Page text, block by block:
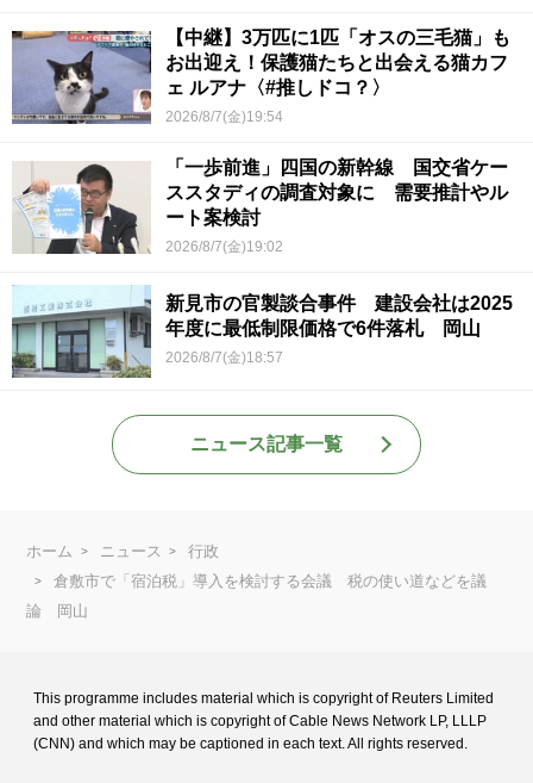
【中継】3万匹に1匹「オスの三毛猫」も
お出迎え！保護猫たちと出会える猫カフ
ェ ルアナ〈#推しドコ？〉
2026/8/7(金)19:54
「一歩前進」四国の新幹線 国交省ケー
ススタディの調査対象に 需要推計やル
ート案検討
2026/8/7(金)19:02
新見市の官製談合事件 建設会社は2025
年度に最低制限価格で6件落札 岡山
2026/8/7(金)18:57
ニュース記事一覧
ホーム ニュース
行政
倉敷市で「宿泊税」導入を検討する会議 税の使い道などを議
論 岡山
This programme includes material which is copyright of Reuters Limited
and other material which is copyright of Cable News Network LP, LLLP
(CNN) and which may be captioned in each text. All rights reserved.